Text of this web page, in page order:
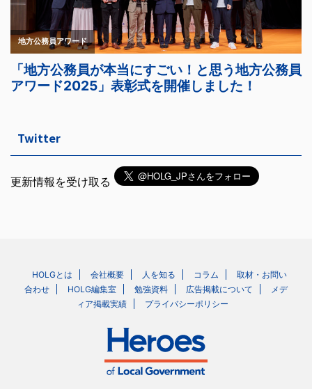
Twitter
更新情報を受け取る
HOLGとは 会社概要 人を知る コラム
取材・お問い
合わせ
HOLG編集室 勉強資料 広告掲載について
メデ
ィア掲載実績
プライバシーポリシー